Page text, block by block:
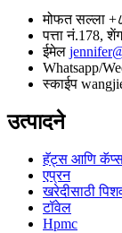
मोफत सल्ला
पत्ता नं.178,
ईमेल
Whatsapp/
स्काईप
उत्पादने
हॅट्स आणि
एप्रन
खरेदीसाठी
टॉवेल
Hpmc